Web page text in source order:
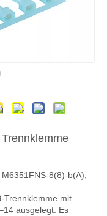
4,75 × 0,8 mm Laschengröße, Durchmesser 5,84 mm, isolierte Schnelltrennklemme
8(8)-b(A);
Trennklemme mit
ausgelegt. Es